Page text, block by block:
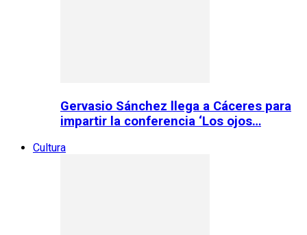
Gervasio Sánchez llega a Cáceres para
impartir la conferencia ‘Los ojos…
Cultura